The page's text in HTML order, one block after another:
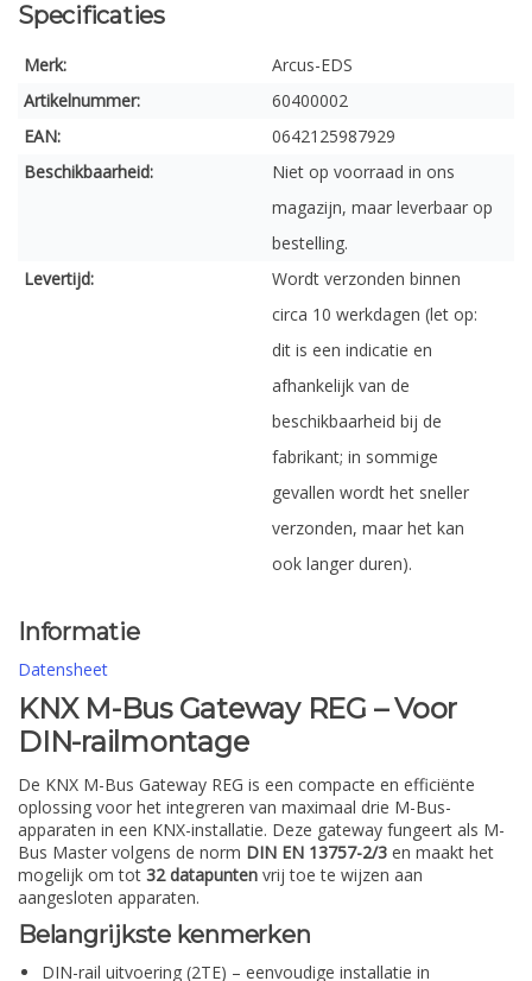
Specificaties
Merk:
Arcus-EDS
Artikelnummer:
60400002
EAN:
0642125987929
Beschikbaarheid:
Niet op voorraad in ons
magazijn, maar leverbaar op
bestelling.
Levertijd:
Wordt verzonden binnen
circa 10 werkdagen (let op:
dit is een indicatie en
afhankelijk van de
beschikbaarheid bij de
fabrikant; in sommige
gevallen wordt het sneller
verzonden, maar het kan
ook langer duren).
Informatie
Datensheet
KNX M-Bus Gateway REG – Voor
DIN-railmontage
De KNX M-Bus Gateway REG is een compacte en efficiënte
oplossing voor het integreren van maximaal drie M-Bus-
apparaten in een KNX-installatie. Deze gateway fungeert als M-
Bus Master volgens de norm DIN EN 13757-2/3 en maakt het
mogelijk om tot 32 datapunten vrij toe te wijzen aan
aangesloten apparaten.
Belangrijkste kenmerken
DIN-rail uitvoering (2TE) – eenvoudige installatie in